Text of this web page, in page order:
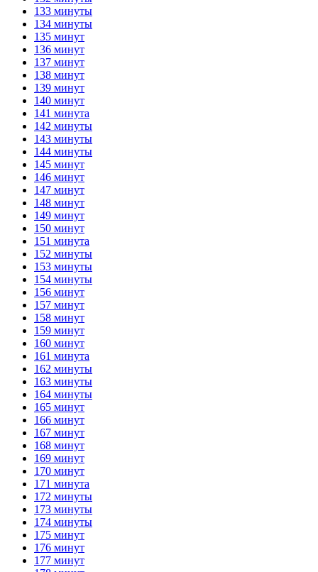
133 минуты
134 минуты
135 минут
136 минут
137 минут
138 минут
139 минут
140 минут
141 минута
142 минуты
143 минуты
144 минуты
145 минут
146 минут
147 минут
148 минут
149 минут
150 минут
151 минута
152 минуты
153 минуты
154 минуты
156 минут
157 минут
158 минут
159 минут
160 минут
161 минута
162 минуты
163 минуты
164 минуты
165 минут
166 минут
167 минут
168 минут
169 минут
170 минут
171 минута
172 минуты
173 минуты
174 минуты
175 минут
176 минут
177 минут